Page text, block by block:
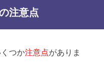
注意点
つか注意点がありま